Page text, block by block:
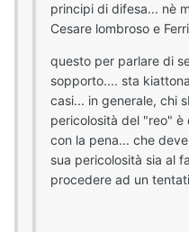
principi di difesa... nè
Cesare lombroso e
questo per parlare di
sopporto.... sta
casi... in generale, chi
pericolosità del "reo" è
con la pena... che
sua pericolosità sia al
procedere ad un